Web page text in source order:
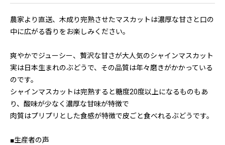
農家より直送、木成り完熟させたマスカットは濃厚な甘さと口の
中に広がる香りをお楽しみください。
爽やかでジューシー、贅沢な甘さが大人気のシャインマスカット
実は日本生まれのぶどうで、その品質は年々磨きがかかっている
のです。
シャインマスカットは完熟すると糖度20度以上になるものもあ
り、酸味が少なく濃厚な甘味が特徴で
肉質はプリプリとした食感が特徴で皮ごと食べれるぶどうです。
■生産者の声